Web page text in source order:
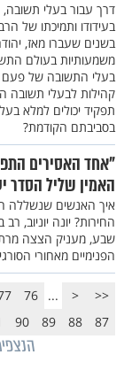
דרך עבור בעלי
בעידודו ותמיכתו של
בשנים שעברו מאז,
משמעותיות בעולם
בעלי התשובה של פעם
קהילות לבעלי תשובה
תפקיד יכולים למלא
בסביבתם הקודמת?
"אחד האסירים
האמין שליל הסדר
איך האנשים שנשללה
החירות? יונה יוניוב,
שבע, מעניק הצצה
הפנימיים מאחורי
<<
<
...
76
87
88
89
90